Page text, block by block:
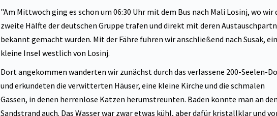
"Am Mittwoch ging es schon um 06:30 Uhr mit dem Bus nach Mali Losinj, wo wir
zweite Hälfte der deutschen Gruppe trafen und direkt mit deren
bekannt gemacht wurden. Mit der Fähre fuhren wir anschließend nach Susak,
kleine Insel westlich von Losinj.
Dort angekommen wanderten wir zunächst durch das verlassene 200-Seelen-
und erkundeten die verwitterten Häuser, eine kleine Kirche und die schmalen
Gassen, in denen herrenlose Katzen herumstreunten. Baden konnte man an
Sandstrand auch. Das Wasser war zwar etwas kühl, aber dafür kristallklar und